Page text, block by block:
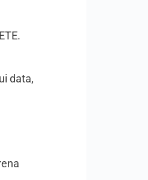
data,